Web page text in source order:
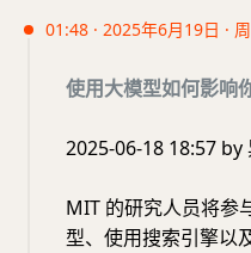
01:48 · 2025年6月19日 ·
使用大模型如何影响
2025-06-18 18:57 by
MIT 的研究人员将参
型、使用搜索引擎以